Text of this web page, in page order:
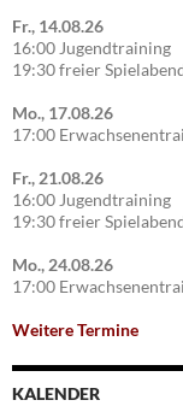
Fr., 14.08.26
16:00 Jugendtraining
19:30 freier
Mo., 17.08.26
17:00
Fr., 21.08.26
16:00 Jugendtraining
19:30 freier
Mo., 24.08.26
17:00
Weitere Termine
KALENDER